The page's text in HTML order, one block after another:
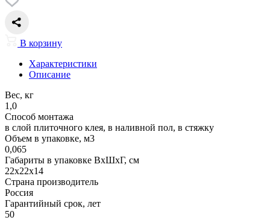
В корзину
Характеристики
Описание
Вес, кг
1,0
Способ монтажа
в слой плиточного клея, в наливной пол, в стяжку
Объем в упаковке, м3
0,065
Габариты в упаковке ВxШxГ, cм
22x22x14
Страна производитель
Россия
Гарантийный срок, лет
50